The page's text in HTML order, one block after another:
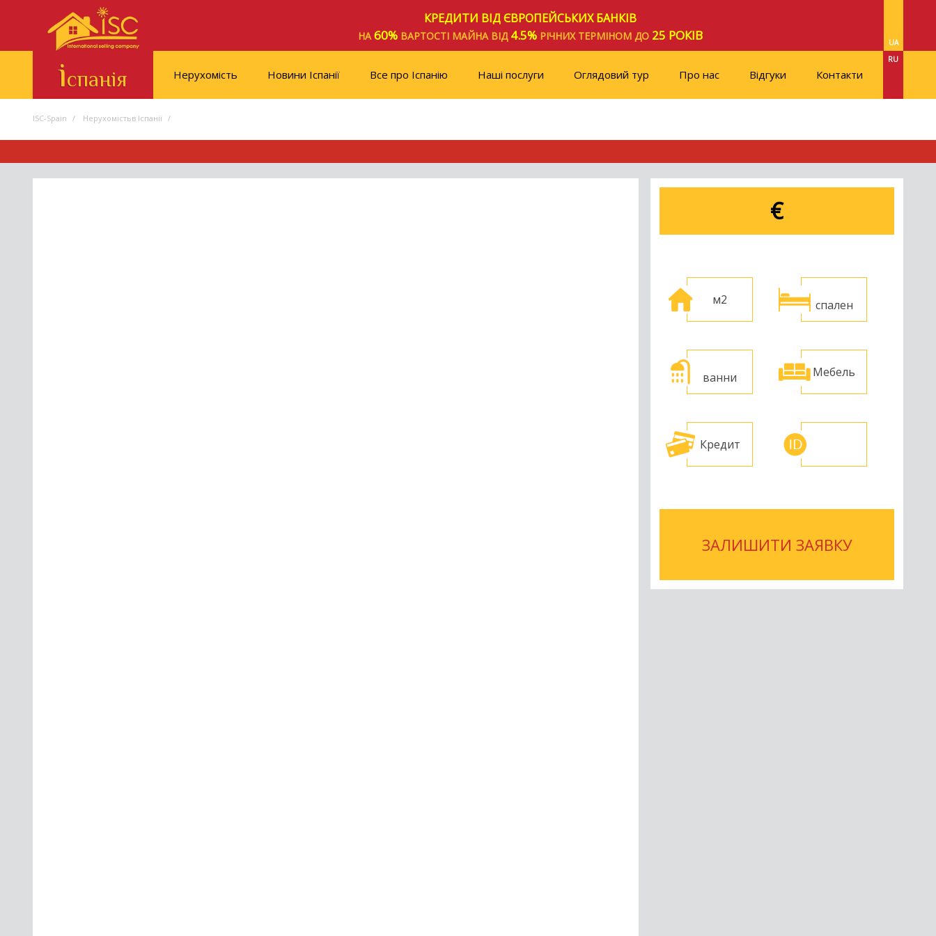
КРЕДИТИ ВІД ЄВРОПЕЙСЬКИХ БАНКІВ
НА60%ВАРТОСТІ МАЙНА ВІД 4.5%РІЧНИХ ТЕРМІНОМ ДО 25 РОКІВ
іспанія Нерухомість Новини Іспанії Все про Іспанію Наші послуги Оглядовий тур Про нас Відгуки Контакти
UA
RU
ISC-Spain Нерухомістьв Іспанії
€
м2 спален
ванни Мебель
Кредит
ЗАЛИШИТИ ЗАЯВКУ